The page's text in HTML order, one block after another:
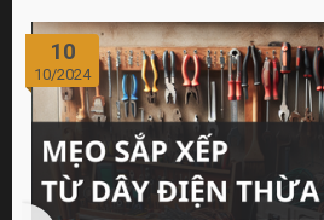
10
10/2024